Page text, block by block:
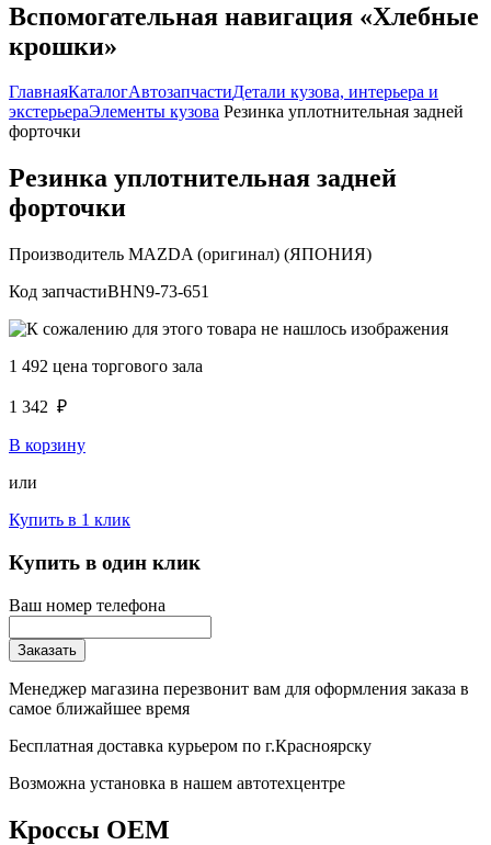
Вспомогательная навигация «Хлебные
крошки»
ГлавнаяКаталогАвтозапчастиДетали кузова, интерьера и
экстерьераЭлементы кузова Резинка уплотнительная задней
форточки
Резинка уплотнительная задней
форточки
Производитель MAZDA (оригинал) (ЯПОНИЯ)
Код запчастиBHN9-73-651
1 492 цена торгового зала
1 342 ₽
В корзину
или
Купить в 1 клик
Купить в один клик
Ваш номер телефона
Заказать
Менеджер магазина перезвонит вам для оформления заказа в
самое ближайшее время
Бесплатная доставка курьером по г.Красноярску
Возможна установка в нашем автотехцентре
Кроссы OEM